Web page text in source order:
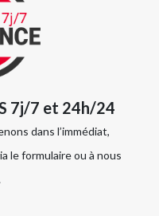
7j/7 et 24h/24
dans l’immédiat,
le formulaire ou à nous